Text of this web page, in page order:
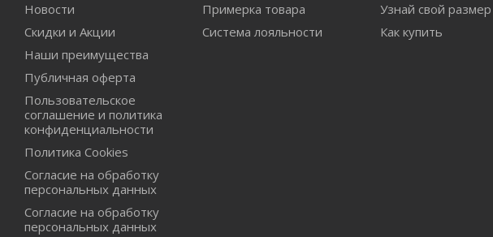
Новости
Скидки и Акции
Наши преимущества
Публичная оферта
Пользовательское
соглашение и политика
конфиденциальности
Политика Cookies
Согласие на обработку
персональных данных
Согласие на обработку
персональных данных
Примерка товара
Система лояльности
Узнай свой размер
Как купить